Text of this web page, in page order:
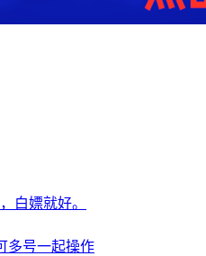
白嫖就好。
多号一起操作